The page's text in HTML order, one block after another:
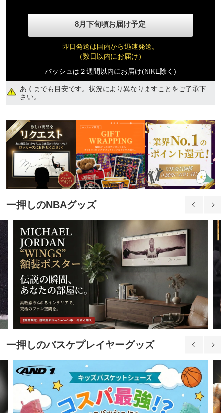
8月下旬頃お届け予定
即日発送は国内から迅速発送。
（数日以内にお届け）
バッシュは２週間以内にお届け(NIKE除く)
あくまでも目安です。状況により異なりますことをご了承下
さい。
一押しのNBAグッズ
一押しのバスケプレイヤーグッズ
11,530円(税込)
2XL
11,530円(税込)
3XL
11,530円(税込)